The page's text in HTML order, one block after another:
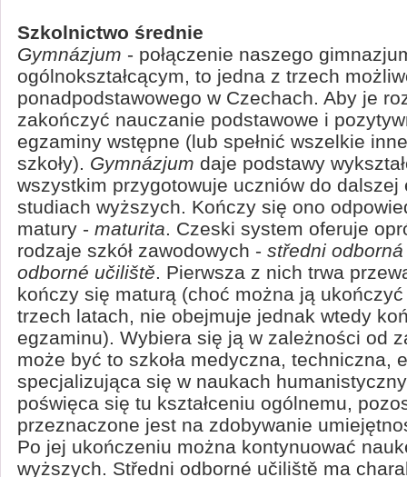
Szkolnictwo średnie
Gymnázjum - połączenie naszego
ogólnokształcącym, to jedna z trzech
ponadpodstawowego w Czechach. Aby je
zakończyć nauczanie podstawowe i
egzaminy wstępne (lub spełnić wszelkie
szkoły). Gymnázjum daje podstawy
wszystkim przygotowuje uczniów do dalszej
studiach wyższych. Kończy się ono
matury - maturita . Czeski system oferuje
rodzaje szkół zawodowych - středni
odborné učiliště . Pierwsza z nich trwa
kończy się maturą (choć można ją
trzech latach, nie obejmuje jednak wtedy
egzaminu). Wybiera się ją w zależności od
może być to szkoła medyczna, techniczna,
specjalizująca się w naukach
poświęca się tu kształceniu ogólnemu,
przeznaczone jest na zdobywanie
Po jej ukończeniu można kontynuować
wyższych. Středni odborné učiliště ma